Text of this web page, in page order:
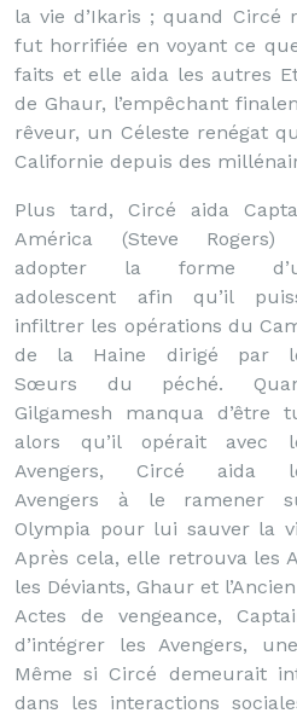
la vie d’Ikaris ; quand Circé
fut horrifiée en voyant ce
faits et elle aida les autres
de Ghaur, l’empêchant
rêveur, un Céleste renégat
Californie depuis des
Plus tard, Circé aida
América (Steve Rogers)
adopter la forme
adolescent afin qu’il
infiltrer les opérations du
de la Haine dirigé par
Sœurs du péché.
Gilgamesh manqua d’être
alors qu’il opérait avec
Avengers, Circé aida
Avengers à le ramener
Olympia pour lui sauver la
Après cela, elle retrouva les
les Déviants, Ghaur et
Actes de vengeance,
d’intégrer les Avengers,
Même si Circé demeurait
dans les interactions